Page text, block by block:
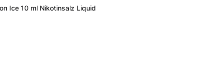
Ice 10 ml Nikotinsalz Liquid